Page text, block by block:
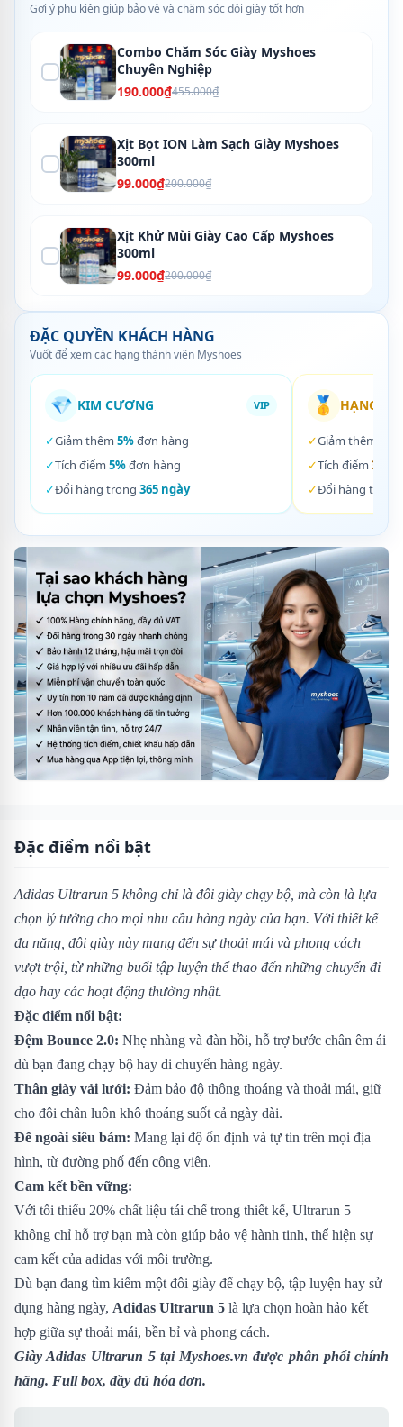
Gợi ý phụ kiện giúp bảo vệ và chăm sóc đôi giày tốt hơn
Combo Chăm Sóc Giày Myshoes
Chuyên Nghiệp
190.000₫455.000₫
Xịt Bọt ION Làm Sạch Giày Myshoes
300ml
99.000₫200.000₫
Xịt Khử Mùi Giày Cao Cấp Myshoes
300ml
99.000₫200.000₫
ĐẶC QUYỀN KHÁCH HÀNG
Vuốt để xem các hạng thành viên Myshoes
💎 KIM CƯƠNG VIP
✓Giảm thêm 5%đơn hàng
✓Tích điểm 5%đơn hàng
✓Đổi hàng trong 365 ngày
🥇 HẠNG
✓Giảm thêm
✓Tích điểm 3%
✓Đổi hàng trong
Đặc điểm nổi bật
Adidas Ultrarun 5 không chỉ là đôi giày chạy bộ, mà còn là lựa
chọn lý tưởng cho mọi nhu cầu hàng ngày của bạn. Với thiết kế
đa năng, đôi giày này mang đến sự thoải mái và phong cách
vượt trội, từ những buổi tập luyện thể thao đến những chuyến đi
dạo hay các hoạt động thường nhật.
Đặc điểm nổi bật:
Đệm Bounce 2.0: Nhẹ nhàng và đàn hồi, hỗ trợ bước chân êm ái
dù bạn đang chạy bộ hay di chuyển hàng ngày.
Thân giày vải lưới: Đảm bảo độ thông thoáng và thoải mái, giữ
cho đôi chân luôn khô thoáng suốt cả ngày dài.
Đế ngoài siêu bám: Mang lại độ ổn định và tự tin trên mọi địa
hình, từ đường phố đến công viên.
Cam kết bền vững:
Với tối thiểu 20% chất liệu tái chế trong thiết kế, Ultrarun 5
không chỉ hỗ trợ bạn mà còn giúp bảo vệ hành tinh, thể hiện sự
cam kết của adidas với môi trường.
Dù bạn đang tìm kiếm một đôi giày để chạy bộ, tập luyện hay sử
dụng hàng ngày, Adidas Ultrarun 5 là lựa chọn hoàn hảo kết
hợp giữa sự thoải mái, bền bỉ và phong cách.
Giày Adidas Ultrarun 5tại Myshoes.vn được phân phối chính
hãng. Full box, đầy đủ hóa đơn.